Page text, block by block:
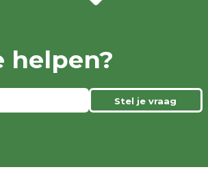
helpen?
Stel je vraag